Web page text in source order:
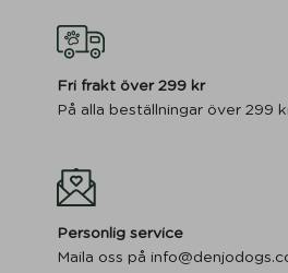
Fri frakt över 299 kr
På alla beställningar över 299
Personlig service
Maila oss på